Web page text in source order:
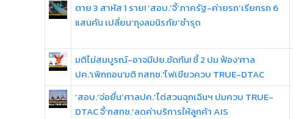
ตาย 3 สาหัส 1 ราย! ‘สอบ.’จี้‘ภาครัฐ-ค่ายรถ’เรียกรถ 6
แสนคัน เปลี่ยน‘ถุงลมนิรภัย’ชำรุด
มติไม่สมบูรณ์-อาจมีปย.ขัดกัน! ชี้ 2 ปม ฟ้อง'ศาล
ปค.'เพิกถอน'มติ กสทช.'ไฟเขียวควบ TRUE-DTAC
‘สอบ.’จ่อยื่น‘ศาลปค.’ไต่สวนฉุกเฉินฯ ปมควบ TRUE-
DTAC จี้‘กสทช.’ลดค่าบริการให้ลูกค้า AIS